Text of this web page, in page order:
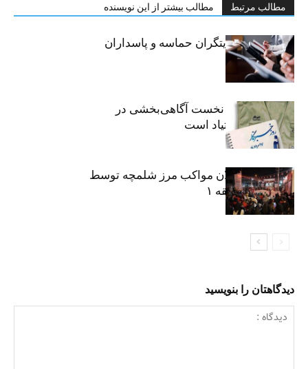
مطالب مرتبط مطالب بیشتر از این نویسنده
خبرنگاران، روایتگران حماسه و پاسداران
حقیقت
«رسانه» سنگر نخست آگاهی‌بخشی در
پیشگیری از اعتیاد است
نکوداشت فعالان مواکب مرز شلمچه توسط
شهرداری منطقه ۱
دیدگاهتان را بنویسید